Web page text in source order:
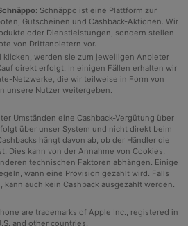
Schnäppo ist eine Plattform zur
Gutscheinen und Cashback-Aktionen. Wir
oder Dienstleistungen, sondern stellen
von Drittanbietern vor.
klicken, werden sie zum jeweiligen Anbieter
direkt erfolgt. In einigen Fällen erhalten wir
Netzwerke, die wir teilweise in Form von
unsere Nutzer weitergeben.
Umständen eine Cashback-Vergütung über
über unser System und nicht direkt beim
hängt davon ab, ob der Händler die
Dies kann von der Annahme von Cookies,
technischen Faktoren abhängen. Einige
wann eine Provision gezahlt wird. Falls
kann auch kein Cashback ausgezahlt werden.
are trademarks of Apple Inc., registered in
and other countries.